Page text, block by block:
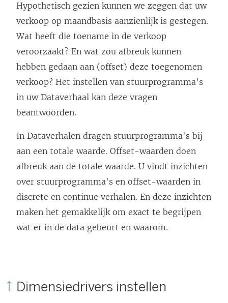
k
w
o
r
d
t
e
e
n
n
i
e
u
n
Hypothetisch gezien kunnen we zeggen dat uw
verkoop op maandbasis aanzienlijk is gestegen.
Wat heeft die toename in de verkoop
veroorzaakt? En wat zou afbreuk kunnen
hebben gedaan aan (offset) deze toegenomen
verkoop? Het instellen van stuurprogramma's
in uw Dataverhaal kan deze vragen
beantwoorden.
In Dataverhalen dragen stuurprogramma's bij
aan een totale waarde. Offset-waarden doen
afbreuk aan de totale waarde. U vindt inzichten
over stuurprogramma's en offset-waarden in
discrete en continue verhalen. En deze inzichten
maken het gemakkelijk om exact te begrijpen
wat er in de data gebeurt en waarom.
Dimensiedrivers instellen